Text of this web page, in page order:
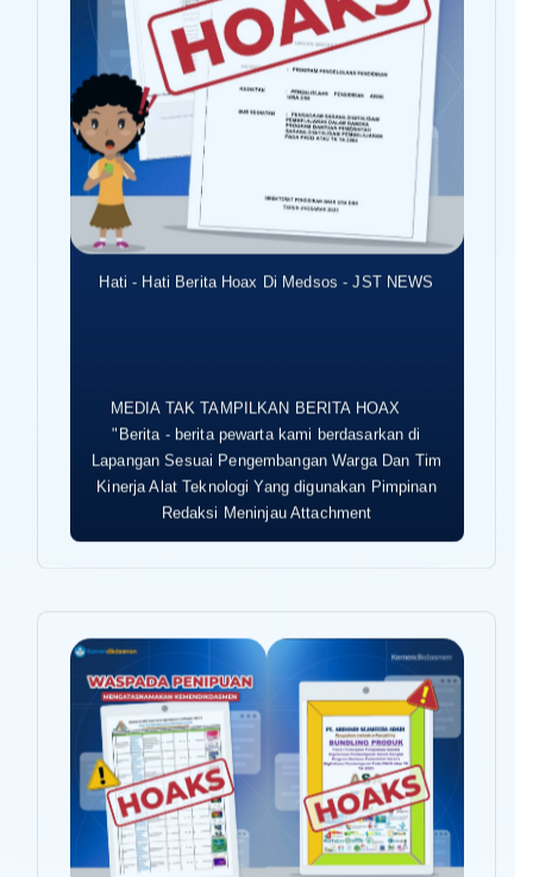
Hati - Hati Berita Hoax Di Medsos - JST NEWS
MEDIA TAK TAMPILKAN BERITA HOAX
"Berita - berita pewarta kami berdasarkan di
Lapangan Sesuai Pengembangan Warga Dan Tim
Kinerja Alat Teknologi Yang digunakan Pimpinan
Redaksi Meninjau Attachment